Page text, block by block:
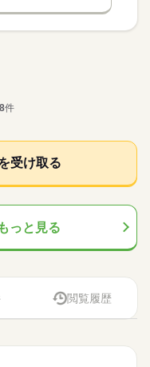
件
受け取る
っと見る
閲覧履歴